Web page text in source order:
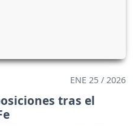
ENE 25 / 2026
tras el